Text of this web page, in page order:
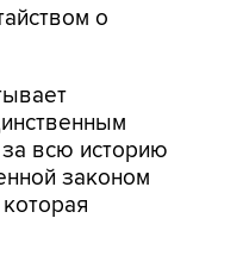
о
всю историю
законом